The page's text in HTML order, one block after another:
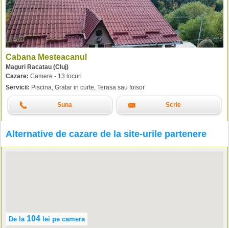
Cabana Mesteacanul
Maguri Racatau (Cluj)
Cazare: Camere - 13 locuri
Servicii: Piscina, Gratar in curte, Terasa sau foisor
Suna Scrie
Alternative de cazare de la site-urile partenere
De la 104 lei pe camera